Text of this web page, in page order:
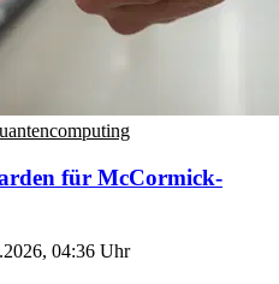
für McCormick-
04:36 Uhr